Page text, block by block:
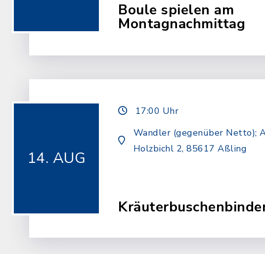
Boule spielen am
Montagnachmittag
14. AUG
17:00 Uhr
Wandler (gegenüber Netto);
Holzbichl 2, 85617 Aßling